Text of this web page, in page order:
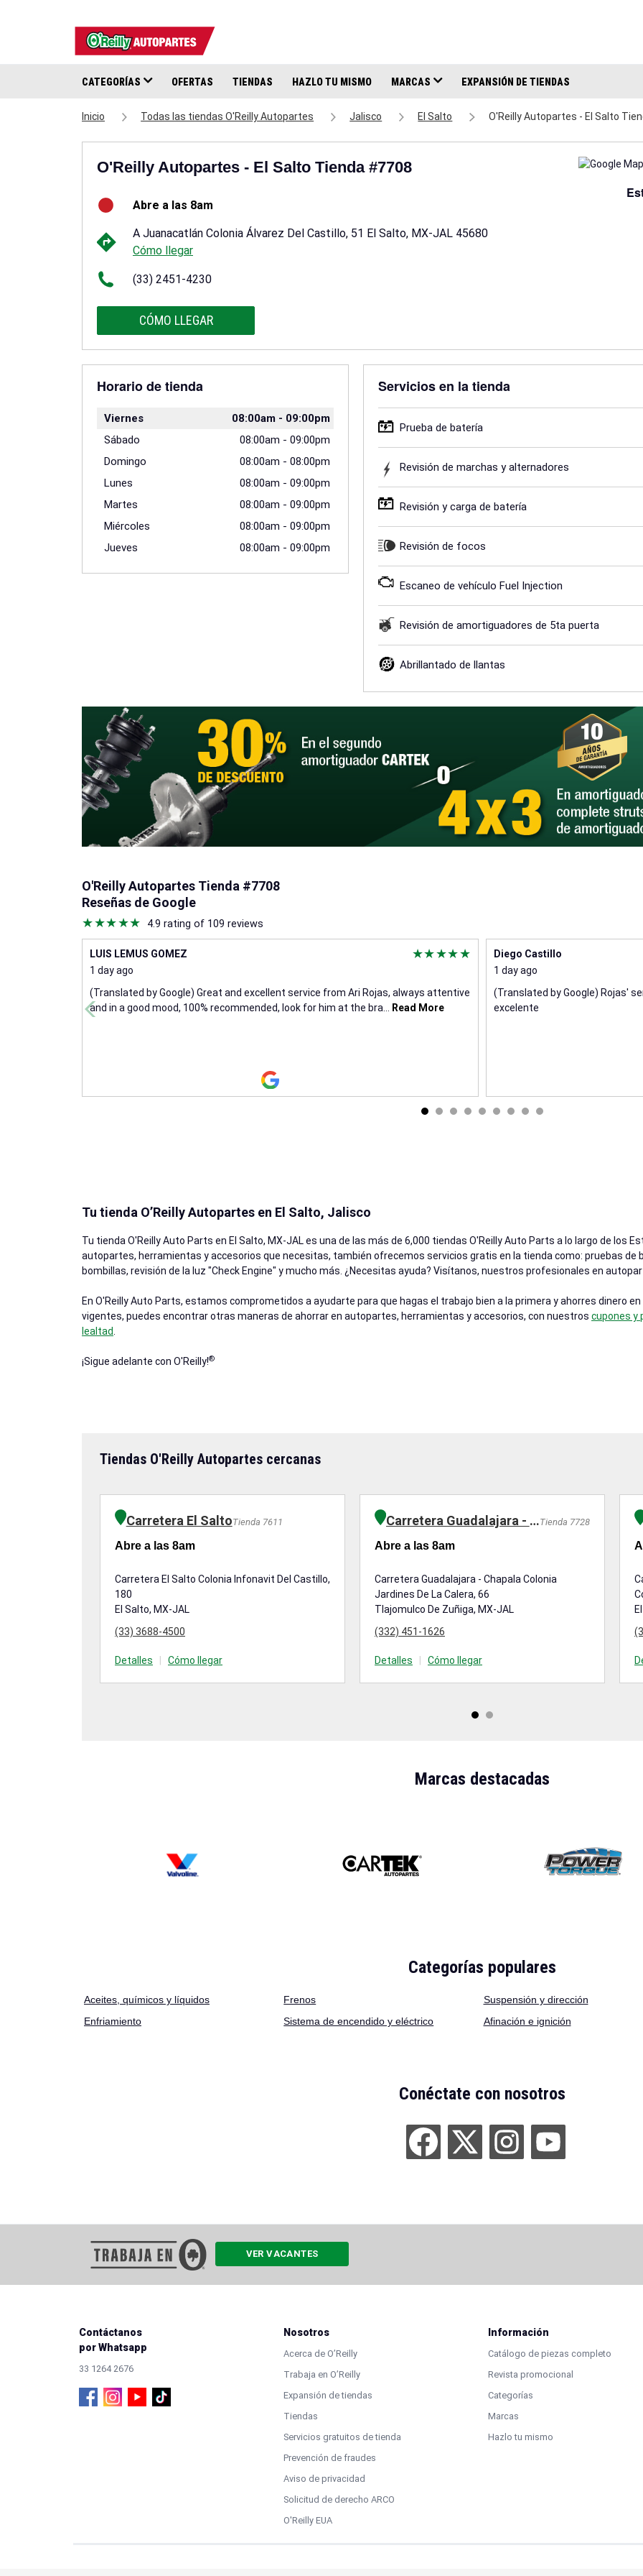
CATEGORÍAS OFERTAS TIENDAS HAZLO TU MISMO MARCAS EXPANSIÓN DE TIENDAS
Inicio Todas las tiendas O'Reilly Autopartes Jalisco El Salto O'Reilly Autopartes - El Salto
O'Reilly Autopartes - El Salto Tienda #7708
Abre a las 8am
A Juanacatlán Colonia Álvarez Del Castillo, 51 El Salto, MX-JAL 45680
Cómo llegar
(33) 2451-4230
CÓMO LLEGAR
Horario de tienda
Viernes 08:00am - 09:00pm
Sábado
08:00am - 09:00pm
Domingo
08:00am - 08:00pm
Lunes
08:00am - 09:00pm
Martes
08:00am - 09:00pm
Miércoles
08:00am - 09:00pm
Jueves
08:00am - 09:00pm
Servicios en la tienda
Prueba de batería
Revisión de marchas y alternadores
Revisión y carga de batería
Revisión de focos
Escaneo de vehículo Fuel Injection
Revisión de amortiguadores de 5ta puerta
Abrillantado de llantas
O'Reilly Autopartes Tienda #7708
Reseñas de Google
4.9 rating of 109 reviews
LUIS LEMUS GOMEZ
1 day ago
(Translated by Google) Great and excellent service from Ari Rojas, always attentive
and in a good mood, 100% recommended, look for him at the bra
Read More
Diego Castillo
1 day ago
(Translated by Google) Rojas'
excelente
Tu tienda O’Reilly Autopartes en El Salto, Jalisco
Tu tienda O'Reilly Auto Parts en El Salto, MX-JAL es una de las más de 6,000 tiendas O'Reilly Auto Parts a lo largo de los
autopartes, herramientas y accesorios que necesitas, también ofrecemos servicios gratis en la tienda como: pruebas de
bombillas, revisión de la luz "Check Engine" y mucho más. ¿Necesitas ayuda? Visítanos, nuestros profesionales en
En O'Reilly Auto Parts, estamos comprometidos a ayudarte para que hagas el trabajo bien a la primera y ahorres dinero
vigentes, puedes encontrar otras maneras de ahorrar en autopartes, herramientas y accesorios, con nuestros cupones y
lealtad
¡Sigue adelante con O'Reilly!®
Tiendas O'Reilly Autopartes cercanas
Carretera El SaltoTienda 7611
Abre a las 8am
Carretera El Salto Colonia Infonavit Del Castillo,
180
El Salto, MX-JAL
(33) 3688-4500
Detalles Cómo llegar
Carretera Guadalajara - ChapalaTienda 7728
Abre a las 8am
Carretera Guadalajara - Chapala Colonia
Jardines De La Calera, 66
Tlajomulco De Zuñiga, MX-JAL
(332) 451-1626
Detalles Cómo llegar
Marcas destacadas
Categorías populares
Aceites químicos y líquidos Frenos Suspensión y dirección
Enfriamiento
Sistema de encendido y eléctrico Afinación e ignición
Conéctate con nosotros
VER VACANTES
Contáctanos
por Whatsapp
33 1264 2676
Nosotros
Acerca de O’Reilly
Trabaja en O’Reilly
Expansión de tiendas
Tiendas
Servicios gratuitos de tienda
Prevención de fraudes
Aviso de privacidad
Solicitud de derecho ARCO
O'Reilly EUA
Información
Catálogo de piezas completo
Revista promocional
Categorías
Marcas
Hazlo tu mismo